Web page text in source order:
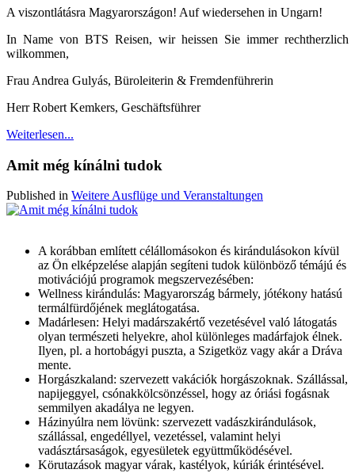
A viszontlátásra Magyarországon! Auf wiedersehen in Ungarn!
In Name von BTS Reisen, wir heissen Sie immer rechtherzlich
wilkommen,
Frau Andrea Gulyás, Büroleiterin & Fremdenführerin
Herr Robert Kemkers, Geschäftsführer
Weiterlesen...
Amit még kínálni tudok
Published in Weitere Ausflüge und Veranstaltungen
A korábban említett célállomásokon és kirándulásokon kívül
az Ön elképzelése alapján segíteni tudok különböző témájú és
motivációjú programok megszervezésében:
Wellness kirándulás: Magyarország bármely, jótékony hatású
termálfürdőjének meglátogatása.
Madárlesen: Helyi madárszakértő vezetésével való látogatás
olyan természeti helyekre, ahol különleges madárfajok élnek.
Ilyen, pl. a hortobágyi puszta, a Szigetköz vagy akár a Dráva
mente.
Horgászkaland: szervezett vakációk horgászoknak. Szállással,
napijeggyel, csónakkölcsönzéssel, hogy az óriási fogásnak
semmilyen akadálya ne legyen.
Házinyúlra nem lövünk: szervezett vadászkirándulások,
szállással, engedéllyel, vezetéssel, valamint helyi
vadásztársaságok, egyesületek együttműködésével.
Körutazások magyar várak, kastélyok, kúriák érintésével.